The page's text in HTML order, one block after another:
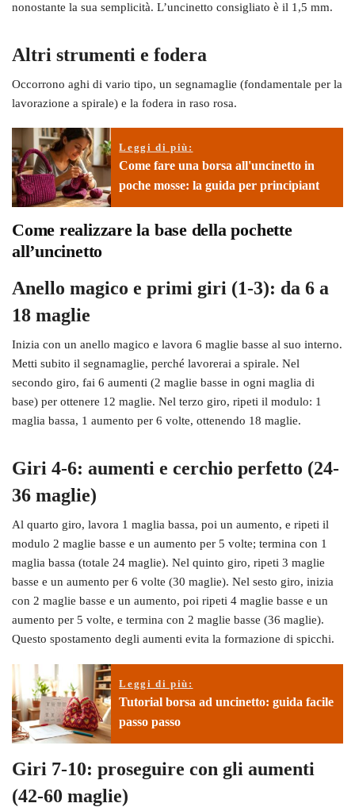
nonostante la sua semplicità. L’uncinetto consigliato è il 1,5 mm.
Altri strumenti e fodera
Occorrono aghi di vario tipo, un segnamaglie (fondamentale per la
lavorazione a spirale) e la fodera in raso rosa.
Leggi di più:
Come fare una borsa all'uncinetto in
poche mosse: la guida per principiant
Come realizzare la base della pochette
all’uncinetto
Anello magico e primi giri (1-3): da 6 a
18 maglie
Inizia con un anello magico e lavora 6 maglie basse al suo interno.
Metti subito il segnamaglie, perché lavorerai a spirale. Nel
secondo giro, fai 6 aumenti (2 maglie basse in ogni maglia di
base) per ottenere 12 maglie. Nel terzo giro, ripeti il modulo: 1
maglia bassa, 1 aumento per 6 volte, ottenendo 18 maglie.
Giri 4-6: aumenti e cerchio perfetto (24-
36 maglie)
Al quarto giro, lavora 1 maglia bassa, poi un aumento, e ripeti il
modulo 2 maglie basse e un aumento per 5 volte; termina con 1
maglia bassa (totale 24 maglie). Nel quinto giro, ripeti 3 maglie
basse e un aumento per 6 volte (30 maglie). Nel sesto giro, inizia
con 2 maglie basse e un aumento, poi ripeti 4 maglie basse e un
aumento per 5 volte, e termina con 2 maglie basse (36 maglie).
Questo spostamento degli aumenti evita la formazione di spicchi.
Leggi di più:
Tutorial borsa ad uncinetto: guida facile
passo passo
Giri 7-10: proseguire con gli aumenti
(42-60 maglie)